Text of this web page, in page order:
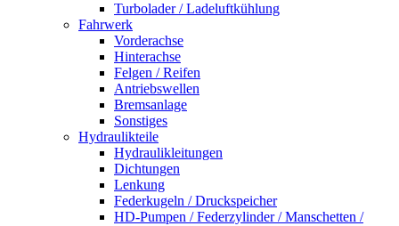
Turbolader / Ladeluftkühlung
Fahrwerk
Vorderachse
Hinterachse
Felgen / Reifen
Antriebswellen
Bremsanlage
Sonstiges
Hydraulikteile
Hydraulikleitungen
Dichtungen
Lenkung
Federkugeln / Druckspeicher
HD-Pumpen / Federzylinder / Manschetten /